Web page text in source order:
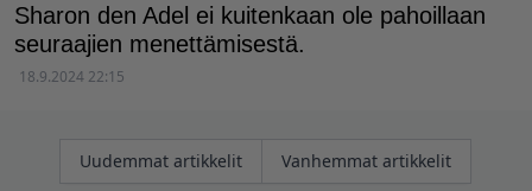
Sharon den Adel ei kuitenkaan ole pahoillaan
seuraajien menettämisestä.
18.9.2024 22:15
Artikkelien
Uudemmat artikkelit Vanhemmat artikkelit